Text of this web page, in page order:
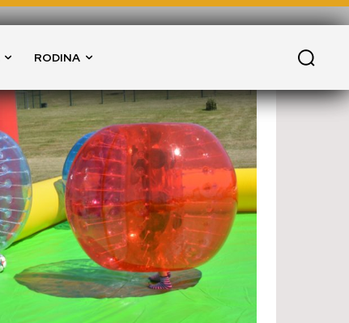
RODINA